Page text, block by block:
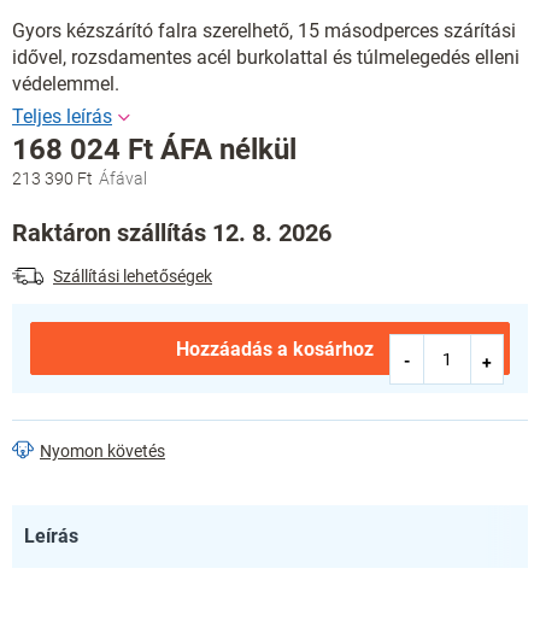
Gyors kézszárító falra szerelhető, 15 másodperces szárítási
idővel, rozsdamentes acél burkolattal és túlmelegedés elleni
védelemmel.
213 390 Ft
168 024 Ft ÁFA nélkül
Egységár:
Raktáron szállítás 12. 8. 2026
Szállítási lehetőségek
Hozzáadás a kosárhoz
Nyomon követés
Leírás